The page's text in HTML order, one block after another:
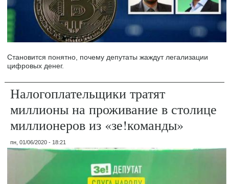
Становится понятно, почему депутаты жаждут легализации
цифровых денег.
Налогоплательщики тратят
миллионы на проживание в столице
миллионеров из «зе!команды»
пн, 01/06/2020 - 18:21